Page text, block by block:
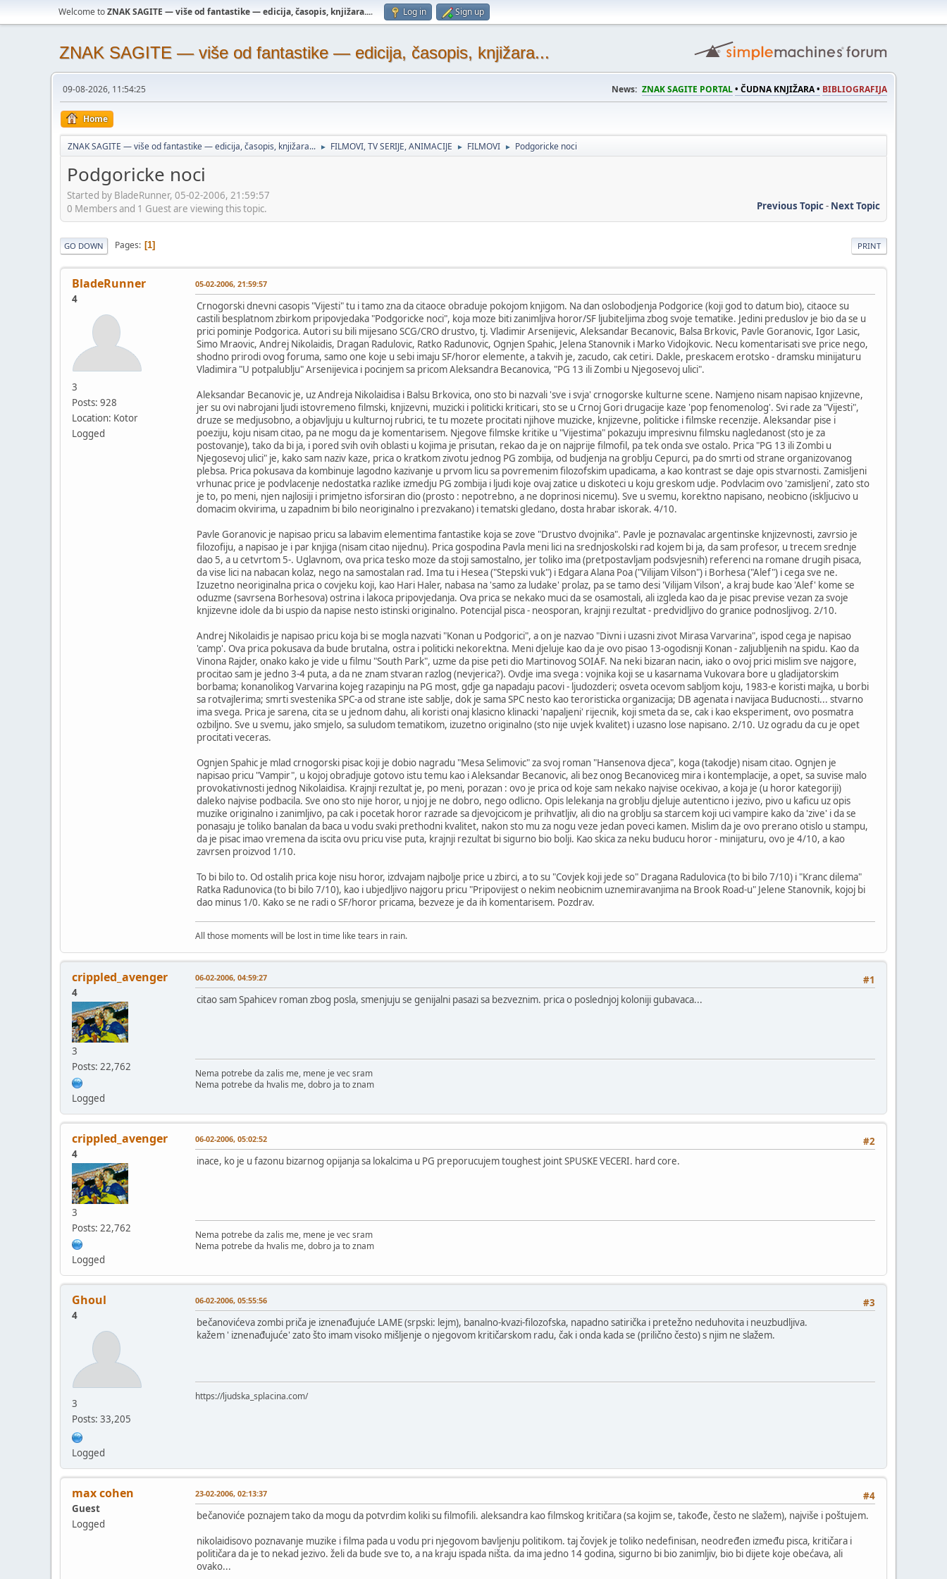
Welcome toZNAK SAGITE — više od fantastike — edicija, časopis, knjižara.... Log in Sign up
ZNAK SAGITE — više od fantastike — edicija, časopis, knjižara...
09-08-2026, 11:54:25 News: ZNAK SAGITE PORTAL• ČUDNA KNJIŽARA • BIBLIOGRAFIJA
Home
ZNAK SAGITE — više od fantastike — edicija, časopis, knjižara... ► FILMOVI, TV SERIJE, ANIMACIJE ► FILMOVI ► Podgoricke noci
Podgoricke noci
Started by BladeRunner, 05-02-2006, 21:59:57
Previous Topic- Next Topic
0 Members and 1 Guest are viewing this topic.
PRINT
GO DOWN Pages 1
BladeRunner
4
3
Posts: 928
Location: Kotor
Logged
05-02-2006, 21:59:57
Crnogorski dnevni casopis "Vijesti" tu i tamo zna da citaoce obraduje pokojom knjigom. Na dan oslobodjenja Podgorice (koji god to datum bio), citaoce su
castili besplatnom zbirkom pripovjedaka "Podgoricke noci", koja moze biti zanimljiva horor/SF ljubiteljima zbog svoje tematike. Jedini preduslov je bio da se u
prici pominje Podgorica. Autori su bili mijesano SCG/CRO drustvo, tj. Vladimir Arsenijevic, Aleksandar Becanovic, Balsa Brkovic, Pavle Goranovic, Igor Lasic,
Simo Mraovic, Andrej Nikolaidis, Dragan Radulovic, Ratko Radunovic, Ognjen Spahic, Jelena Stanovnik i Marko Vidojkovic. Necu komentarisati sve price nego,
shodno prirodi ovog foruma, samo one koje u sebi imaju SF/horor elemente, a takvih je, zacudo, cak cetiri. Dakle, preskacem erotsko - dramsku minijaturu
Vladimira "U potpalublju" Arsenijevica i pocinjem sa pricom Aleksandra Becanovica, "PG 13 ili Zombi u Njegosevoj ulici".
Aleksandar Becanovic je, uz Andreja Nikolaidisa i Balsu Brkovica, ono sto bi nazvali 'sve i svja' crnogorske kulturne scene. Namjeno nisam napisao knjizevne,
jer su ovi nabrojani ljudi istovremeno filmski, knjizevni, muzicki i politicki kriticari, sto se u Crnoj Gori drugacije kaze 'pop fenomenolog'. Svi rade za "Vijesti",
druze se medjusobno, a objavljuju u kulturnoj rubrici, te tu mozete procitati njihove muzicke, knjizevne, politicke i filmske recenzije. Aleksandar pise i
poeziju, koju nisam citao, pa ne mogu da je komentarisem. Njegove filmske kritike u "Vijestima" pokazuju impresivnu filmsku nagledanost (sto je za
postovanje), tako da bi ja, i pored svih ovih oblasti u kojima je prisutan, rekao da je on najprije filmofil, pa tek onda sve ostalo. Prica "PG 13 ili Zombi u
Njegosevoj ulici" je, kako sam naziv kaze, prica o kratkom zivotu jednog PG zombija, od budjenja na groblju Cepurci, pa do smrti od strane organizovanog
plebsa. Prica pokusava da kombinuje lagodno kazivanje u prvom licu sa povremenim filozofskim upadicama, a kao kontrast se daje opis stvarnosti. Zamisljeni
vrhunac price je podvlacenje nedostatka razlike izmedju PG zombija i ljudi koje ovaj zatice u diskoteci u koju greskom udje. Podvlacim ovo 'zamisljeni', zato sto
je to, po meni, njen najlosiji i primjetno isforsiran dio (prosto : nepotrebno, a ne doprinosi nicemu). Sve u svemu, korektno napisano, neobicno (iskljucivo u
domacim okvirima, u zapadnim bi bilo neoriginalno i prezvakano) i tematski gledano, dosta hrabar iskorak. 4/10.
Pavle Goranovic je napisao pricu sa labavim elementima fantastike koja se zove "Drustvo dvojnika". Pavle je poznavalac argentinske knjizevnosti, zavrsio je
filozofiju, a napisao je i par knjiga (nisam citao nijednu). Prica gospodina Pavla meni lici na srednjoskolski rad kojem bi ja, da sam profesor, u trecem srednje
dao 5, a u cetvrtom 5-. Uglavnom, ova prica tesko moze da stoji samostalno, jer toliko ima (pretpostavljam podsvjesnih) referenci na romane drugih pisaca,
da vise lici na nabacan kolaz, nego na samostalan rad. Ima tu i Hesea ("Stepski vuk") i Edgara Alana Poa ("Vilijam Vilson") i Borhesa ("Alef") i cega sve ne.
Izuzetno neoriginalna prica o covjeku koji, kao Hari Haler, nabasa na 'samo za ludake' prolaz, pa se tamo desi 'Vilijam Vilson', a kraj bude kao 'Alef' kome se
oduzme (savrsena Borhesova) ostrina i lakoca pripovjedanja. Ova prica se nekako muci da se osamostali, ali izgleda kao da je pisac previse vezan za svoje
knjizevne idole da bi uspio da napise nesto istinski originalno. Potencijal pisca - neosporan, krajnji rezultat - predvidljivo do granice podnosljivog. 2/10.
Andrej Nikolaidis je napisao pricu koja bi se mogla nazvati "Konan u Podgorici", a on je nazvao "Divni i uzasni zivot Mirasa Varvarina", ispod cega je napisao
'camp'. Ova prica pokusava da bude brutalna, ostra i politicki nekorektna. Meni djeluje kao da je ovo pisao 13-ogodisnji Konan - zaljubljenih na spidu. Kao da
Vinona Rajder, onako kako je vide u filmu "South Park", uzme da pise peti dio Martinovog SOIAF. Na neki bizaran nacin, iako o ovoj prici mislim sve najgore,
procitao sam je jedno 3-4 puta, a da ne znam stvaran razlog (nevjerica?). Ovdje ima svega : vojnika koji se u kasarnama Vukovara bore u gladijatorskim
borbama; konanolikog Varvarina kojeg razapinju na PG most, gdje ga napadaju pacovi - ljudozderi; osveta ocevom sabljom koju, 1983-e koristi majka, u borbi
sa rotvajlerima; smrti svestenika SPC-a od strane iste sablje, dok je sama SPC nesto kao teroristicka organizacija; DB agenata i navijaca Buducnosti... stvarno
ima svega. Prica je sarena, cita se u jednom dahu, ali koristi onaj klasicno klinacki 'napaljeni' rijecnik, koji smeta da se, cak i kao eksperiment, ovo posmatra
ozbiljno. Sve u svemu, jako smjelo, sa suludom tematikom, izuzetno originalno (sto nije uvjek kvalitet) i uzasno lose napisano. 2/10. Uz ogradu da cu je opet
procitati veceras.
Ognjen Spahic je mlad crnogorski pisac koji je dobio nagradu "Mesa Selimovic" za svoj roman "Hansenova djeca", koga (takodje) nisam citao. Ognjen je
napisao pricu "Vampir", u kojoj obradjuje gotovo istu temu kao i Aleksandar Becanovic, ali bez onog Becanoviceg mira i kontemplacije, a opet, sa suvise malo
provokativnosti jednog Nikolaidisa. Krajnji rezultat je, po meni, porazan : ovo je prica od koje sam nekako najvise ocekivao, a koja je (u horor kategoriji)
daleko najvise podbacila. Sve ono sto nije horor, u njoj je ne dobro, nego odlicno. Opis lelekanja na groblju djeluje autenticno i jezivo, pivo u kaficu uz opis
muzike originalno i zanimljivo, pa cak i pocetak horor razrade sa djevojcicom je prihvatljiv, ali dio na groblju sa starcem koji uci vampire kako da 'zive' i da se
ponasaju je toliko banalan da baca u vodu svaki prethodni kvalitet, nakon sto mu za nogu veze jedan poveci kamen. Mislim da je ovo prerano otislo u stampu,
da je pisac imao vremena da iscita ovu pricu vise puta, krajnji rezultat bi sigurno bio bolji. Kao skica za neku buducu horor - minijaturu, ovo je 4/10, a kao
zavrsen proizvod 1/10.
To bi bilo to. Od ostalih prica koje nisu horor, izdvajam najbolje price u zbirci, a to su "Covjek koji jede so" Dragana Radulovica (to bi bilo 7/10) i "Kranc dilema"
Ratka Radunovica (to bi bilo 7/10), kao i ubjedljivo najgoru pricu "Pripovijest o nekim neobicnim uznemiravanjima na Brook Road-u" Jelene Stanovnik, kojoj bi
dao minus 1/0. Kako se ne radi o SF/horor pricama, bezveze je da ih komentarisem. Pozdrav.
All those moments will be lost in time like tears in rain.
crippled_avenger
4
3
Posts: 22,762
Logged
#1
06-02-2006, 04:59:27
citao sam Spahicev roman zbog posla, smenjuju se genijalni pasazi sa bezveznim. prica o poslednjoj koloniji gubavaca...
Nema potrebe da zalis me, mene je vec sram
Nema potrebe da hvalis me, dobro ja to znam
crippled_avenger
4
3
Posts: 22,762
Logged
#2
06-02-2006, 05:02:52
inace, ko je u fazonu bizarnog opijanja sa lokalcima u PG preporucujem toughest joint SPUSKE VECERI. hard core.
Nema potrebe da zalis me, mene je vec sram
Nema potrebe da hvalis me, dobro ja to znam
Ghoul
4
3
Posts: 33,205
Logged
#3
06-02-2006, 05:55:56
bečanovićeva zombi priča je iznenađujuće LAME (srpski: lejm), banalno-kvazi-filozofska, napadno satirička i pretežno neduhovita i neuzbudljiva.
kažem ' iznenađujuće' zato što imam visoko mišljenje o njegovom kritičarskom radu, čak i onda kada se (prilično često) s njim ne slažem.
https://ljudska_splacina.com/
max cohen
Guest
Logged
#4
23-02-2006, 02:13:37
bečanoviće poznajem tako da mogu da potvrdim koliki su filmofili. aleksandra kao filmskog kritičara (sa kojim se, takođe, često ne slažem), najviše i poštujem.
nikolaidisovo poznavanje muzike i filma pada u vodu pri njegovom bavljenju politikom. taj čovjek je toliko nedefinisan, neodređen između pisca, kritičara i
političara da je to nekad jezivo. želi da bude sve to, a na kraju ispada ništa. da ima jedno 14 godina, sigurno bi bio zanimljiv, bio bi dijete koje obećava, ali
ovako...